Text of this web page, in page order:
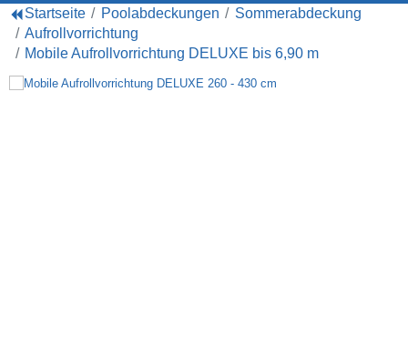
Startseite Poolabdeckungen
Sommerabdeckung
Aufrollvorrichtung
Mobile Aufrollvorrichtung DELUXE bis 6,90 m